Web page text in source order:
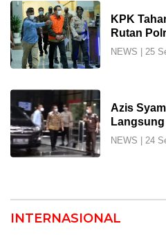
KPK
Rutan
NEWS 25
Azis
NEWS 24
INTERNASIONAL